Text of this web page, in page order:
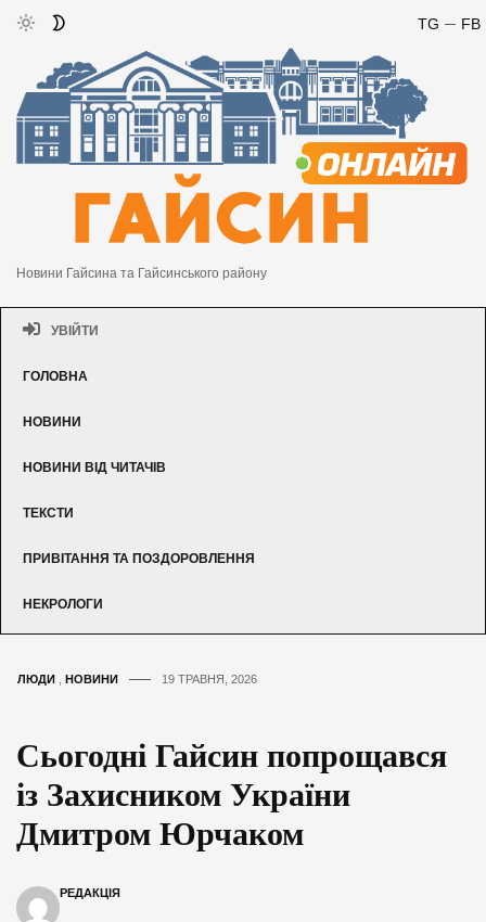
FB
TG
Новини Гайсина та Гайсинського району
УВІЙТИ
ГОЛОВНА
НОВИНИ
НОВИНИ ВІД ЧИТАЧІВ
ТЕКСТИ
ПРИВІТАННЯ ТА ПОЗДОРОВЛЕННЯ
НЕКРОЛОГИ
ЛЮДИ НОВИНИ 19 ТРАВНЯ, 2026
Сьогодні Гайсин попрощався
із Захисником України
Дмитром Юрчаком
РЕДАКЦІЯ